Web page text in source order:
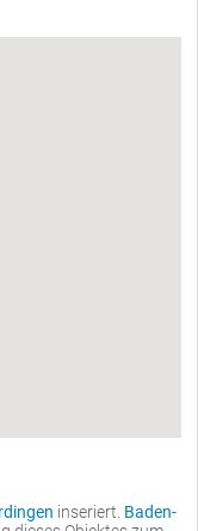
inseriert. Baden-